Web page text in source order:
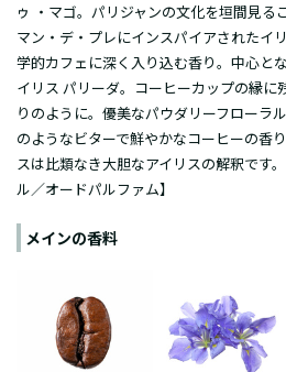
ゥ ・マゴ。パリジャンの文化を垣間見る
マン・デ・プレにインスパイアされたイ
学的カフェに深く入り込む香り。中心と
イリス パリーダ。コーヒーカップの縁に
りのように。優美なパウダリーフローラ
のようなビターで鮮やかなコーヒーの香
スは比類なき大胆なアイリスの解釈です
ル／オードパルファム】
メインの香料